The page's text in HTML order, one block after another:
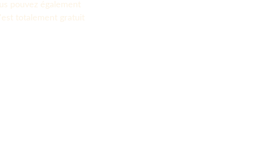
pouvez également
totalement gratuit